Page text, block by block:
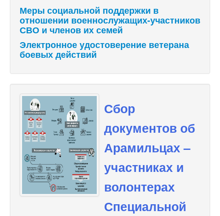
Меры социальной поддержки в
отношении военнослужащих-участников
СВО и членов их семей
Электронное удостоверение ветерана
боевых действий
Сбор
документов об
Арамильцах –
участниках и
волонтерах
Специальной